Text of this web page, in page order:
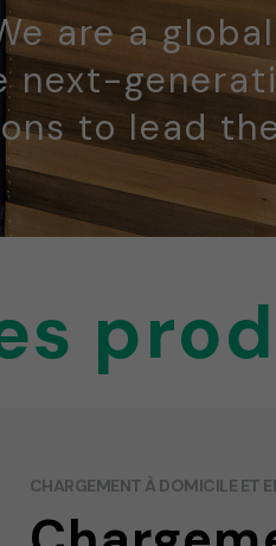
are a
next-
to lead
CHARGEMENT À DOMICILE ET